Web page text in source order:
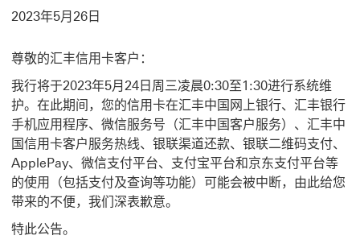
2023年5月26日
尊敬的汇丰信用卡客户：
我行将于2023年5月24日周三凌晨0:30至1:30进行系统维
护。在此期间，您的信用卡在汇丰中国网上银行、汇丰银行
手机应用程序、微信服务号（汇丰中国客户服务）、汇丰中
国信用卡客户服务热线、银联渠道还款、银联二维码支付、
ApplePay、微信支付平台、支付宝平台和京东支付平台等
的使用（包括支付及查询等功能）可能会被中断，由此给您
带来的不便，我们深表歉意。
特此公告。